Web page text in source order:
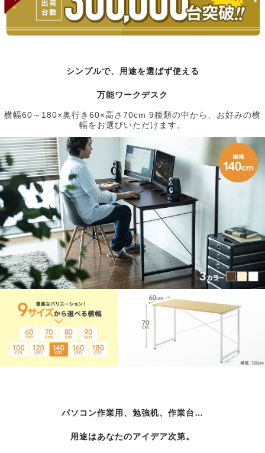
シンプルで、用途を選ばず使える
万能ワークデスク
横幅60～180×奥行き60×高さ70cm 9種類の中から、お好みの横
幅をお選びいただけます。
パソコン作業用、勉強机、作業台…
用途はあなたのアイデア次第。